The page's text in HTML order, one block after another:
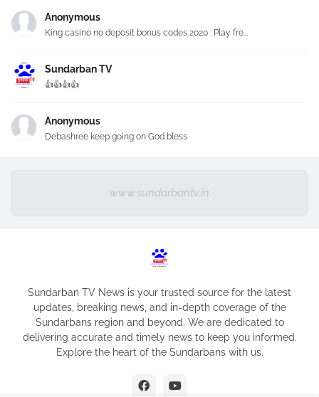
Anonymous
King casino no deposit bonus codes 2020 : Play fre...
Sundarban TV
👍👍👍👍
Anonymous
Debashree keep going on God bless
www.sundarbantv.in
Sundarban TV News is your trusted source for the latest
updates, breaking news, and in-depth coverage of the
Sundarbans region and beyond. We are dedicated to
delivering accurate and timely news to keep you informed.
Explore the heart of the Sundarbans with us.